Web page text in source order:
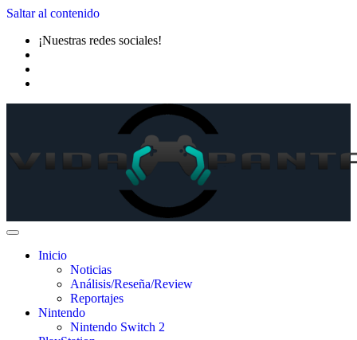
Saltar al contenido
¡Nuestras redes sociales!
Inicio
Noticias
Análisis/Reseña/Review
Reportajes
Nintendo
Nintendo Switch 2